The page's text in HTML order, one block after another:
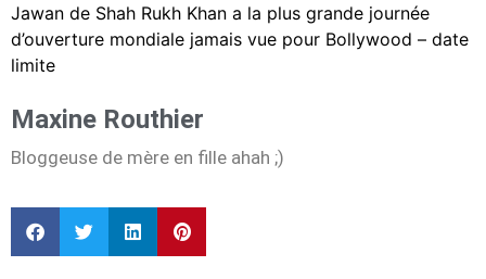
Jawan de Shah Rukh Khan a la plus grande journée
d’ouverture mondiale jamais vue pour Bollywood – date
limite
Maxine Routhier
Bloggeuse de mère en fille ahah ;)